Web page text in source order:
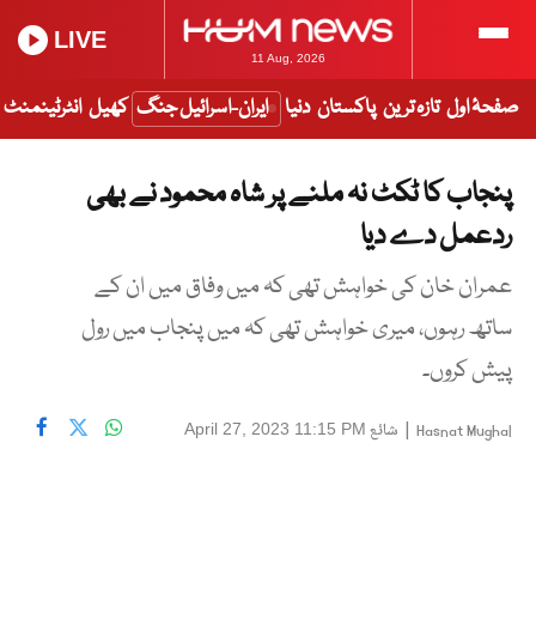
11 Aug, 2026
LIVE
صفحۂ اول تازہ ترین پاکستان دنیا ایران-اسرائیل جنگ کھیل انٹرٹینمنٹ
پنجاب کا ٹکٹ نہ ملنے پر شاہ محمود نے بھی
ردعمل دے دیا
عمران خان کی خواہش تھی کہ میں وفاق میں ان کے
ساتھ رہوں، میری خواہش تھی کہ میں پنجاب میں رول
پیش کروں۔
Hasnat Mughal
| شائع April 27, 2023 11:15 PM